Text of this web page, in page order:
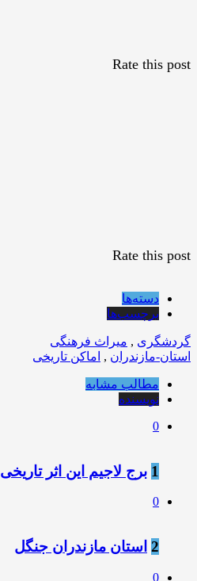
Rate this post
Rate this post
دسته‌ها
برچسب‌ها
گردشگری , میراث فرهنگی
استان-مازندران , اماکن تاریخی
مطالب مشابه
نویسنده
0
1 برج لاجیم این اثر تاریخی
0
2 استان مازندران جنگل
0